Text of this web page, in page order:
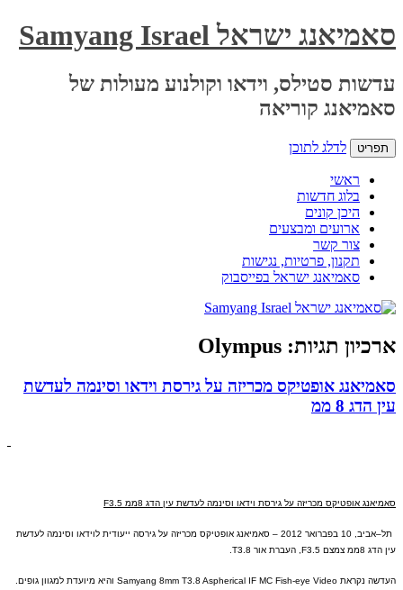
סאמיאנג ישראל Samyang Israel
עדשות סטילס, וידאו וקולנוע מעולות של
סאמיאנג קוריאה
תפריט לדלג לתוכן
ראשי
בלוג חדשות
היכן קונים
ארועים ומבצעים
צור קשר
תקנון, פרטיות, נגישות
סאמיאנג ישראל בפייסבוק
ארכיון תגיות: Olympus
סאמיאנג אופטיקס מכריזה על גירסת וידאו וסינמה לעדשת
עין הדג 8 ממ
סאמיאנג אופטיקס מכריזה על גירסת וידאו וסינמה לעדשת עין הדג 8ממ F3.5
תל–אביב, 10 בפברואר 2012 –
סאמיאנג אופטיקס מכריזה על גירסה ייעודית לוידאו וסינמה לעדשת
עין הדג 8ממ צמצם F3.5, העברת אור T3.8.
העדשה נקראת Samyang 8mm T3.8 Aspherical IF MC Fish-eye Video והיא מיועדת למגוון גופים.